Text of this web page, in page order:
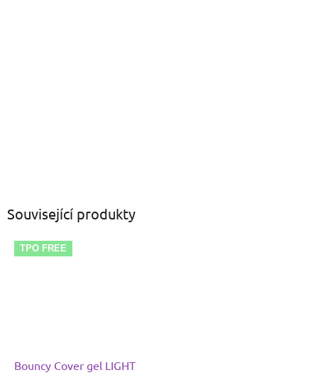
Související produkty
TPO FREE
Bouncy Cover gel LIGHT